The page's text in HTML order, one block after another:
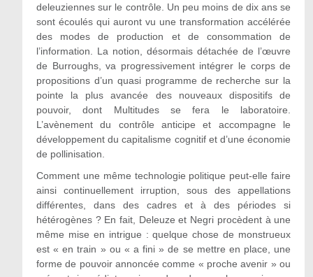
deleuziennes sur le contrôle. Un peu moins de dix ans se
sont écoulés qui auront vu une transformation accélérée
des modes de production et de consommation de
l’information. La notion, désormais détachée de l’œuvre
de Burroughs, va progressivement intégrer le corps de
propositions d’un quasi programme de recherche sur la
pointe la plus avancée des nouveaux dispositifs de
pouvoir, dont Multitudes se fera le laboratoire.
L’avènement du contrôle anticipe et accompagne le
développement du capitalisme cognitif et d’une économie
de pollinisation.
Comment une même technologie politique peut-elle faire
ainsi continuellement irruption, sous des appellations
différentes, dans des cadres et à des périodes si
hétérogènes ? En fait, Deleuze et Negri procèdent à une
même mise en intrigue : quelque chose de monstrueux
est « en train » ou « a fini » de se mettre en place, une
forme de pouvoir annoncée comme « proche avenir » ou